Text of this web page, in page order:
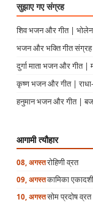
सुझाए गए संग्रह
शिव भजन और गीत |
भजन और भक्ति गीत संग्रह
दुर्गा माता भजन और गीत |
कृष्ण भजन और गीत |
हनुमान भजन और गीत |
आगामी त्यौहार
08, अगस्तरोहिणी व्रत
09, अगस्तकामिका एकादशी
10, अगस्तसोम प्रदोष व्रत